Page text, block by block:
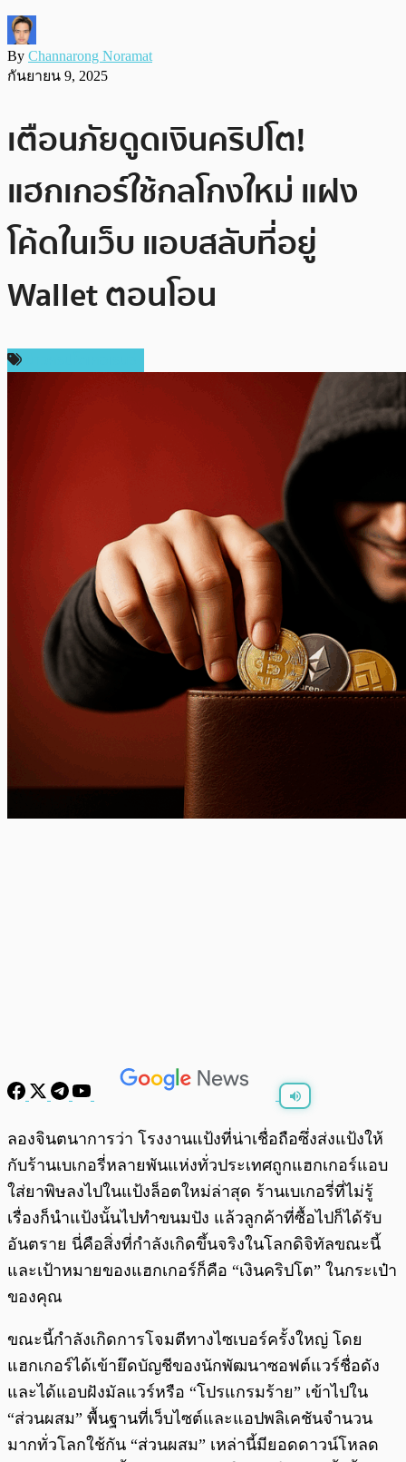
By Channarong Noramat
กันยายน 9, 2025
เตือนภัยดูดเงินคริปโต!
แฮกเกอร์ใช้กลโกงใหม่ แฝง
โค้ดในเว็บ แอบสลับที่อยู่
Wallet ตอนโอน
0:00 0:00
ลองจินตนาการว่า โรงงานแป้งที่น่าเชื่อถือซึ่งส่งแป้งให้
กับร้านเบเกอรี่หลายพันแห่งทั่วประเทศถูกแฮกเกอร์แอบ
ใส่ยาพิษลงไปในแป้งล็อตใหม่ล่าสุด ร้านเบเกอรี่ที่ไม่รู้
เรื่องก็นำแป้งนั้นไปทำขนมปัง แล้วลูกค้าที่ซื้อไปก็ได้รับ
อันตราย นี่คือสิ่งที่กำลังเกิดขึ้นจริงในโลกดิจิทัลขณะนี้
และเป้าหมายของแฮกเกอร์ก็คือ “เงินคริปโต” ในกระเป๋า
ของคุณ
ขณะนี้กำลังเกิดการโจมตีทางไซเบอร์ครั้งใหญ่ โดย
แฮกเกอร์ได้เข้ายึดบัญชีของนักพัฒนาซอฟต์แวร์ชื่อดัง
และได้แอบฝังมัลแวร์หรือ “โปรแกรมร้าย” เข้าไปใน
“ส่วนผสม” พื้นฐานที่เว็บไซต์และแอปพลิเคชันจำนวน
มากทั่วโลกใช้กัน “ส่วนผสม” เหล่านี้มียอดดาวน์โหลด